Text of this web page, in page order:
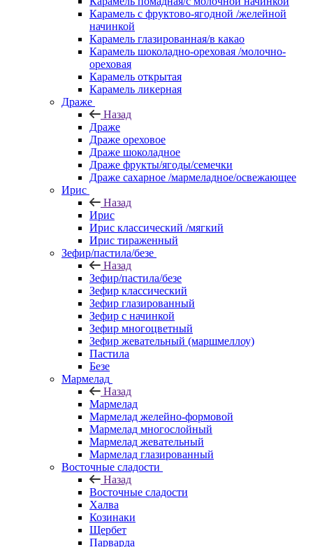
Карамель с фруктово-ягодной /желейной
начинкой
Карамель глазированная/в какао
Карамель шоколадно-ореховая /молочно-
ореховая
Карамель открытая
Карамель ликерная
Драже
Назад
Драже
Драже ореховое
Драже шоколадное
Драже фрукты/ягоды/семечки
Драже сахарное /мармеладное/освежающее
Ирис
Назад
Ирис
Ирис классический /мягкий
Ирис тираженный
Зефир/пастила/безе
Назад
Зефир/пастила/безе
Зефир классический
Зефир глазированный
Зефир с начинкой
Зефир многоцветный
Зефир жевательный (маршмеллоу)
Пастила
Безе
Мармелад
Назад
Мармелад
Мармелад желейно-формовой
Мармелад многослойный
Мармелад жевательный
Мармелад глазированный
Восточные сладости
Назад
Восточные сладости
Халва
Козинаки
Щербет
Парварда